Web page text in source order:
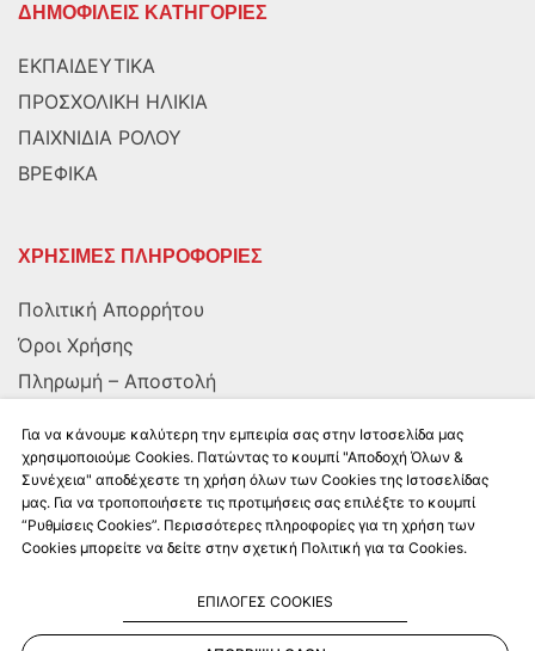
ΔΗΜΟΦΙΛΕΙΣ ΚΑΤΗΓΟΡΙΕΣ
ΕΚΠΑΙΔΕΥΤΙΚΑ
ΠΡΟΣΧΟΛΙΚΗ ΗΛΙΚΙΑ
ΠΑΙΧΝΙΔΙΑ ΡΟΛΟΥ
ΒΡΕΦΙΚΑ
ΧΡΗΣΙΜΕΣ ΠΛΗΡΟΦΟΡΙΕΣ
Πολιτική Απορρήτου
Όροι Χρήσης
Πληρωμή – Αποστολή
ΑΚΟΛΟΥΘΗΣΤΕ ΜΑΣ
Για να κάνουμε καλύτερη την εμπειρία σας στην Ιστοσελίδα μας
χρησιμοποιούμε Cookies. Πατώντας το κουμπί "Αποδοχή Όλων &
Συνέχεια" αποδέχεστε τη χρήση όλων των Cookies της Ιστοσελίδας
μας. Για να τροποποιήσετε τις προτιμήσεις σας επιλέξτε το κουμπί
“Ρυθμίσεις Cookies”. Περισσότερες πληροφορίες για τη χρήση των
Cookies μπορείτε να δείτε στην σχετική Πολιτική για τα Cookies.
ΕΠΙΛΟΓΕΣ COOKIES